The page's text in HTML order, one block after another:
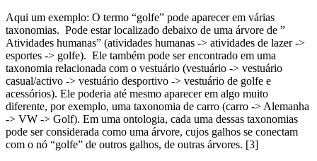
Aqui um exemplo: O termo “golfe” pode aparecer em várias
taxonomias. Pode estar localizado debaixo de uma árvore de ”
Atividades humanas” (atividades humanas -> atividades de lazer ->
esportes -> golfe). Ele também pode ser encontrado em uma
taxonomia relacionada com o vestuário (vestuário -> vestuário
casual/activo -> vestuário desportivo -> vestuário de golfe e
acessórios). Ele poderia até mesmo aparecer em algo muito
diferente, por exemplo, uma taxonomia de carro (carro -> Alemanha
-> VW -> Golf). Em uma ontologia, cada uma dessas taxonomias
pode ser considerada como uma árvore, cujos galhos se conectam
com o nó “golfe” de outros galhos, de outras árvores. [3]